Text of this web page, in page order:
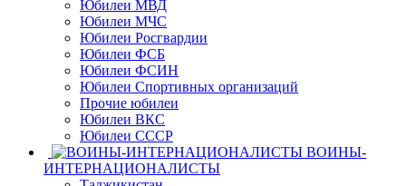
Юбилеи МВД
Юбилеи МЧС
Юбилеи Росгвардии
Юбилеи ФСБ
Юбилеи ФСИН
Юбилеи Спортивных организаций
Прочие юбилеи
Юбилеи ВКС
Юбилеи СССР
ВОИНЫ-
ИНТЕРНАЦИОНАЛИСТЫ